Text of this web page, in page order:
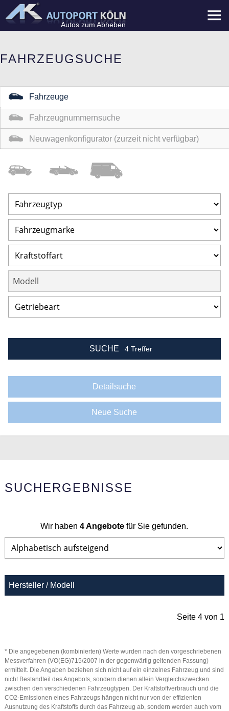
Autos zum Abheben
FAHRZEUGSUCHE
Fahrzeuge
Fahrzeugnummernsuche
Neuwagenkonfigurator (zurzeit nicht verfügbar)
Geländewagen
SUCHE 4 Treffer
Detailsuche
Neue Suche
SUCHERGEBNISSE
Wir haben4 Angebotefür Sie gefunden.
Hersteller / Modell
Seite 4 von 1
* Die angegebenen (kombinierten) Werte wurden nach den vorgeschriebenen
Messverfahren (VO(EG)715/2007 in der gegenwärtig geltenden Fassung)
ermittelt. Die Angaben beziehen sich nicht auf ein einzelnes Fahrzeug und sind
nicht Bestandteil des Angebots, sondern dienen allein Vergleichszwecken
zwischen den verschiedenen Fahrzeugtypen. Der Kraftstoffverbrauch und die
CO2-Emissionen eines Fahrzeugs hängen nicht nur von der effizienten
Ausnutzung des Kraftstoffs durch das Fahrzeug ab, sondern werden auch vom